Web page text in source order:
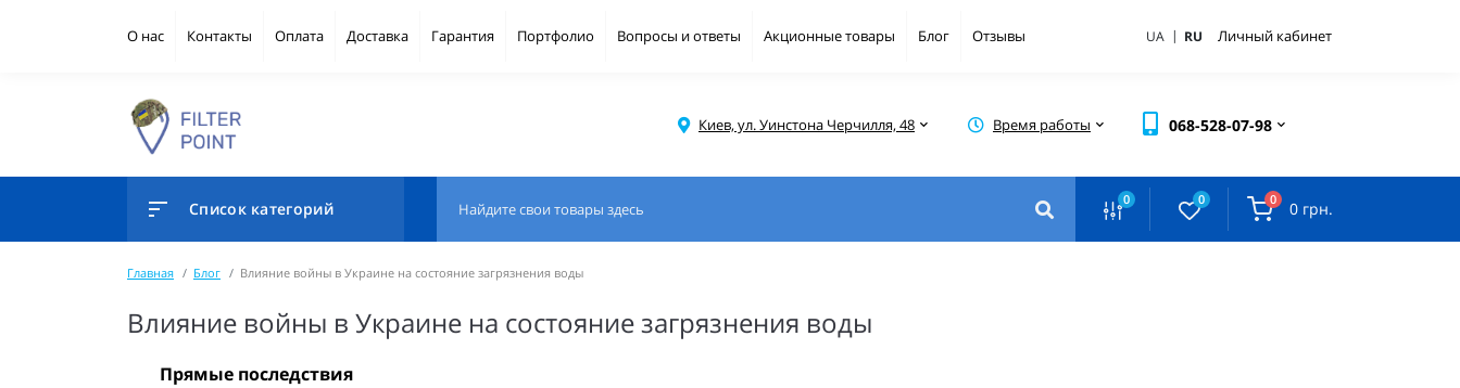
О нас Контакты Оплата Доставка Гарантия Портфолио Вопросы и ответы Акционные товары Блог Отзывы UA | RU Личный кабинет
Киев, ул. Уинстона Черчилля, 48 Время работы 068-528-07-98
Список категорий 0 0 0 0 грн.
Главная Блог Влияние войны в Украине на состояние загрязнения воды
Влияние войны в Украине на состояние загрязнения воды
Прямые последствия